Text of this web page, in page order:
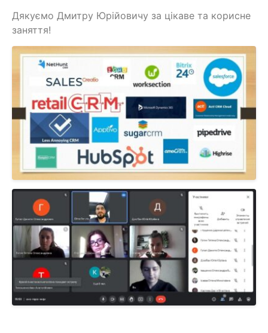
Дякуємо Дмитру Юрійовичу за цікаве та корисне
заняття!